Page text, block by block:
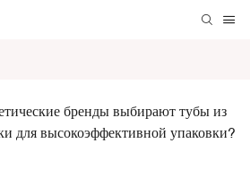
бренды выбирают тубы из
для высокоэффективной упаковки?